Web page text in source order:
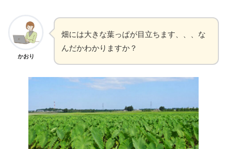
かおり
畑には大きな葉っぱが目立ちます、、、な
んだかわかりますか？